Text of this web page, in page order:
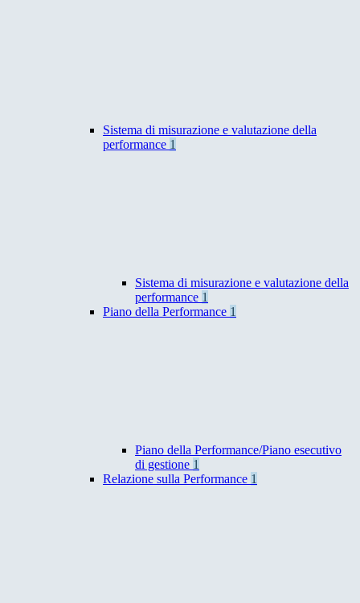
Sistema di misurazione e valutazione della
performance 1
Sistema di misurazione e valutazione della
performance 1
Piano della Performance 1
Piano della Performance/Piano esecutivo
di gestione 1
Relazione sulla Performance 1